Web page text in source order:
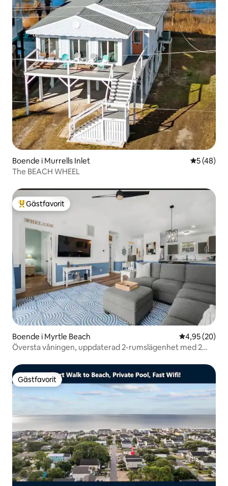
Boende i Murrells Inlet 5 av 5 i
5 (48)
The BEACH WHEEL
Populär gästfavorit
Gästfavorit
Boende i Myrtle Beach 4,95 av 5 i
4,95 (20)
Översta våningen, uppdaterad 2-rumslägenhet med 2
Gästfavorit
Gästfavorit